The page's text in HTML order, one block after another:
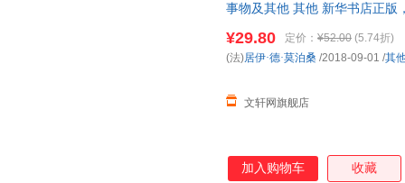
事物及其他 其他 新华书店正版
¥29.80 定价： ¥52.00 (5.74折)
文轩网旗舰店
(法)居伊·德·莫泊桑 /2018-09-01 /其
加入购物车 收藏